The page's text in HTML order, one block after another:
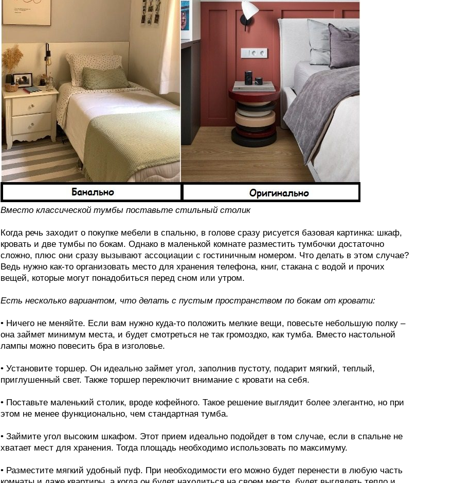
Вместо классической тумбы поставьте стильный столик
Когда речь заходит о покупке мебели в спальню, в голове сразу рисуется базовая картинка: шкаф,
кровать и две тумбы по бокам. Однако в маленькой комнате разместить тумбочки достаточно
сложно, плюс они сразу вызывают ассоциации с гостиничным номером. Что делать в этом случае?
Ведь нужно как-то организовать место для хранения телефона, книг, стакана с водой и прочих
вещей, которые могут понадобиться перед сном или утром.
Есть несколько вариантом, что делать с пустым пространством по бокам от кровати:
• Ничего не меняйте. Если вам нужно куда-то положить мелкие вещи, повесьте небольшую полку –
она займет минимум места, и будет смотреться не так громоздко, как тумба. Вместо настольной
лампы можно повесить бра в изголовье.
• Установите торшер. Он идеально займет угол, заполнив пустоту, подарит мягкий, теплый,
приглушенный свет. Также торшер переключит внимание с кровати на себя.
• Поставьте маленький столик, вроде кофейного. Такое решение выглядит более элегантно, но при
этом не менее функционально, чем стандартная тумба.
• Займите угол высоким шкафом. Этот прием идеально подойдет в том случае, если в спальне не
хватает мест для хранения. Тогда площадь необходимо использовать по максимуму.
• Разместите мягкий удобный пуф. При необходимости его можно будет перенести в любую часть